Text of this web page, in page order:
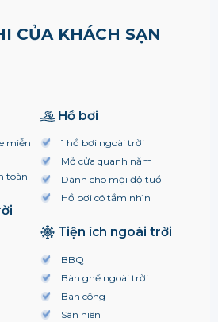
CỦA KHÁCH SẠN
miễn
toàn
Hồ bơi
1 hồ bơi ngoài trời
Mở cửa quanh năm
Dành cho mọi độ tuổi
Hồ bơi có tầm nhìn
Tiện ích ngoài trời
BBQ
Bàn ghế ngoài trời
Ban công
Sân hiên